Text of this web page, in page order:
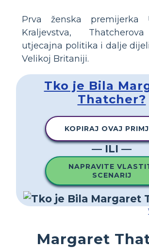
Prva ženska premijerka
Kraljevstva,
utjecajna politika i dalje
Velikoj Britaniji.
Tko je Bila
Thatcher?
KOPIRAJ OVAJ
— ILI —
NAPRAVITE
SCENARIJ
Margaret